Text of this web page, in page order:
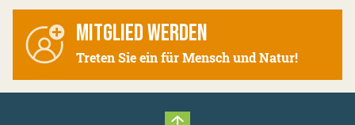
MITGLIED WERDEN
Treten Sie ein für Mensch und Natur!